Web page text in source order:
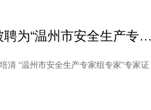
为“温州市安全生产专家
“温州市安全生产专家组专家”聘书--公司董事长虞培清 “温州市安全生产专家组专家”专家证